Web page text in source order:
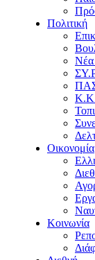
Πολιτική
Νέα
Οικονομία
Κοινωνία